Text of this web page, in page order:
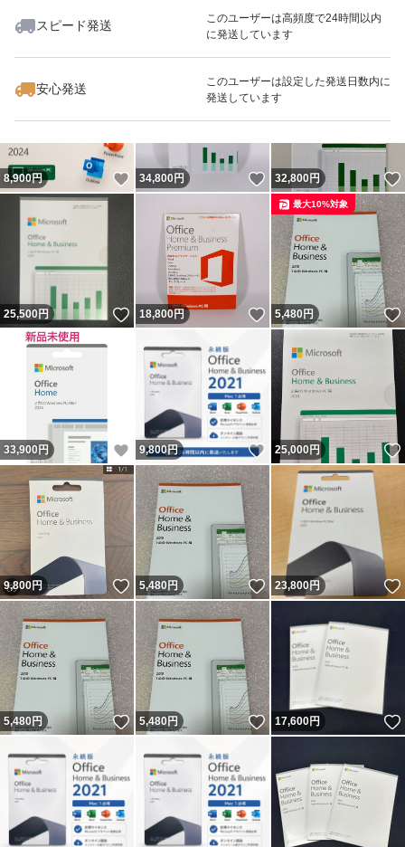
スピード発送
このユーザーは高頻度で24時間以内
に発送しています
安心発送
このユーザーは設定した発送日数内に
発送しています
いいね！
29,800
8,900円 いいね！
34,800円 いいね！
32,800円
25,500円 いいね！
18,800円 いいね！
5,480円
最大10%対象
33,900 円 いいね！
9,800円 いいね！
25,000円
9,800円 いいね！
5,480円 いいね！
23,800円
5,480円 いいね！
5,480円 いいね！
17,600円